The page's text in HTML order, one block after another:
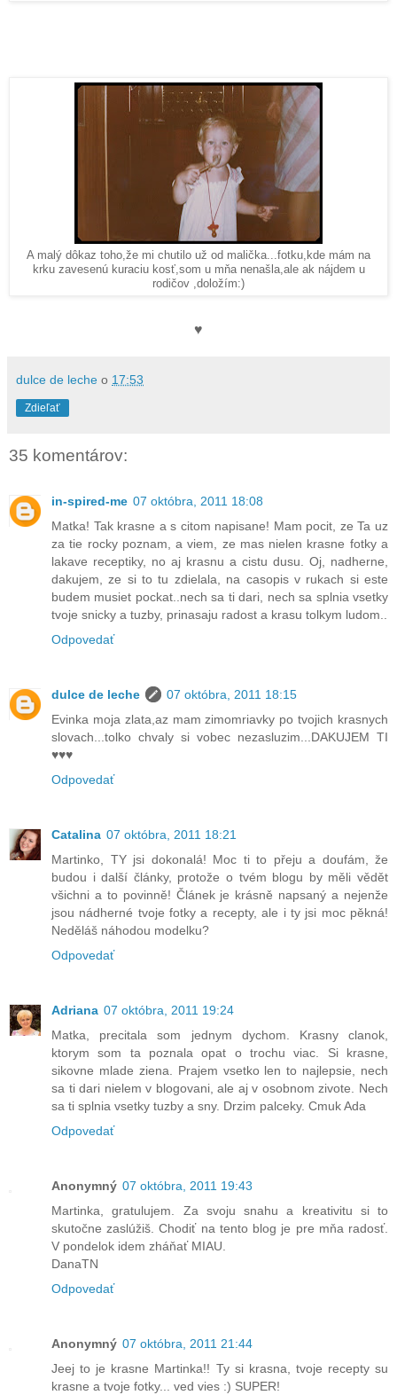
A malý dôkaz toho,že mi chutilo už od malička...fotku,kde mám na
krku zavesenú kuraciu kosť,som u mňa nenašla,ale ak nájdem u
rodičov ,doložím:)
♥
dulce de leche o 17:53
Zdieľať
35 komentárov:
in-spired-me 07 októbra, 2011 18:08
Matka! Tak krasne a s citom napisane! Mam pocit, ze Ta uz
za tie rocky poznam, a viem, ze mas nielen krasne fotky a
lakave receptiky, no aj krasnu a cistu dusu. Oj, nadherne,
dakujem, ze si to tu zdielala, na casopis v rukach si este
budem musiet pockat..nech sa ti dari, nech sa splnia vsetky
tvoje snicky a tuzby, prinasaju radost a krasu tolkym ludom..
Odpovedať
dulce de leche
07 októbra, 2011 18:15
Evinka moja zlata,az mam zimomriavky po tvojich krasnych
slovach...tolko chvaly si vobec nezasluzim...DAKUJEM TI
♥♥♥
Odpovedať
Catalina 07 októbra, 2011 18:21
Martinko, TY jsi dokonalá! Moc ti to přeju a doufám, že
budou i další články, protože o tvém blogu by měli vědět
všichni a to povinně! Článek je krásně napsaný a nejenže
jsou nádherné tvoje fotky a recepty, ale i ty jsi moc pěkná!
Neděláš náhodou modelku?
Odpovedať
Adriana 07 októbra, 2011 19:24
Matka, precitala som jednym dychom. Krasny clanok,
ktorym som ta poznala opat o trochu viac. Si krasne,
sikovne mlade ziena. Prajem vsetko len to najlepsie, nech
sa ti dari nielem v blogovani, ale aj v osobnom zivote. Nech
sa ti splnia vsetky tuzby a sny. Drzim palceky. Cmuk Ada
Odpovedať
Anonymný 07 októbra, 2011 19:43
Martinka, gratulujem. Za svoju snahu a kreativitu si to
skutočne zaslúžiš. Chodiť na tento blog je pre mňa radosť.
V pondelok idem zháňať MIAU.
DanaTN
Odpovedať
Anonymný 07 októbra, 2011 21:44
Jeej to je krasne Martinka!! Ty si krasna, tvoje recepty su
krasne a tvoje fotky... ved vies :) SUPER!